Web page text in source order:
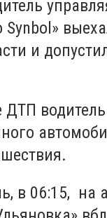
Synbol»
и
ДТП водитель
в 06:15, на